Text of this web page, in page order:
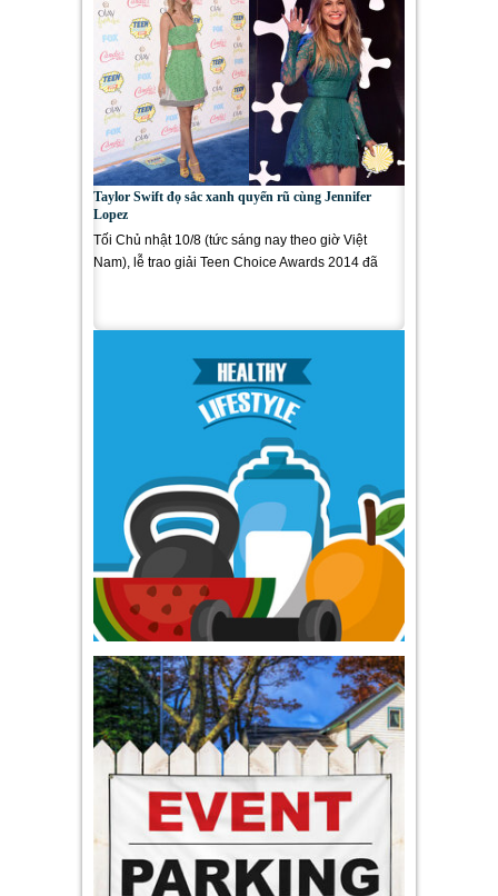
Taylor Swift đọ sắc xanh quyến rũ cùng Jennifer
Lopez
Tối Chủ nhật 10/8 (tức sáng nay theo giờ Việt
Nam), lễ trao giải Teen Choice Awards 2014 đã